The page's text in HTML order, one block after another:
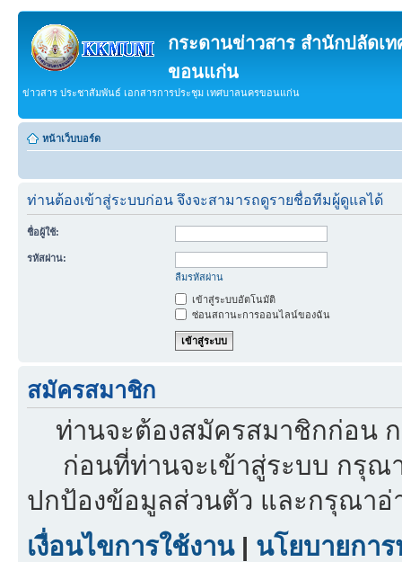
กระดานข่าวสาร สำนักปลัดเ
ขอนแก่น
ข่าวสาร ประชาสัมพันธ์ เอกสารการประชุม เทศบาลนครขอนแก่น
หน้าเว็บบอร์ด
ท่านต้องเข้าสู่ระบบก่อน จึงจะสามารถดูรายชื่อทีมผู้ดูแลได้
ชื่อผู้ใช้:
รหัสผ่าน:
ลืมรหัสผ่าน
เข้าสู่ระบบอัตโนมัติ
ซ่อนสถานะการออนไลน์ของฉัน
สมัครสมาชิก
ท่านจะต้องสมัครสมาชิกก่อน ก
ก่อนที่ท่านจะเข้าสู่ระบบ กรุณา
ปกป้องข้อมูลส่วนตัว และกรุณา
เงื่อนไขการใช้งาน| นโยบายกา